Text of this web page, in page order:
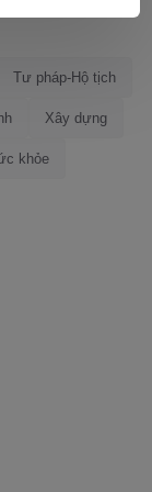
Tư pháp-Hộ tịch
Xây dựng
khỏe